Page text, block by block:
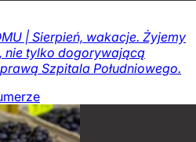
| Sierpień, wakacje. Żyjemy
nie tylko dogorywającą
Szpitala Południowego.